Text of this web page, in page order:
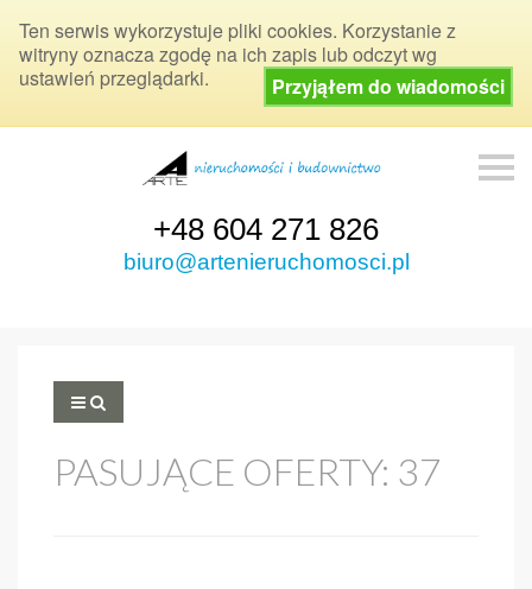
Ten serwis wykorzystuje pliki cookies. Korzystanie z
witryny oznacza zgodę na ich zapis lub odczyt wg
ustawień przeglądarki.
Przyjąłem do wiadomości
S
k
+48 604 271 826
biuro@artenieruchomosci.pl
PASUJĄCE OFERTY: 37